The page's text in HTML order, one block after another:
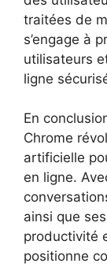
traitées de
s’engage à
utilisateurs
ligne
En
Chrome
artificielle
en ligne.
ainsi que
productivité
positionne